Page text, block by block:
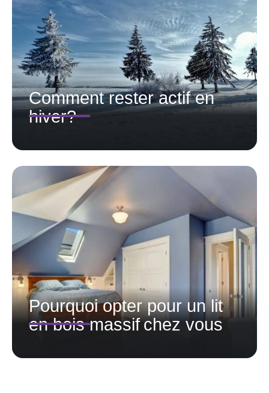
Comment rester actif en
hiver?
Pourquoi opter pour un lit
en bois massif chez vous